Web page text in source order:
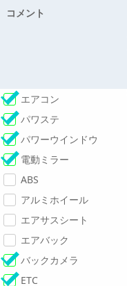
コメント
エアコン
パワステ
パワーウインドウ
電動ミラー
ABS
アルミホイール
エアサスシート
エアバック
バックカメラ
ETC